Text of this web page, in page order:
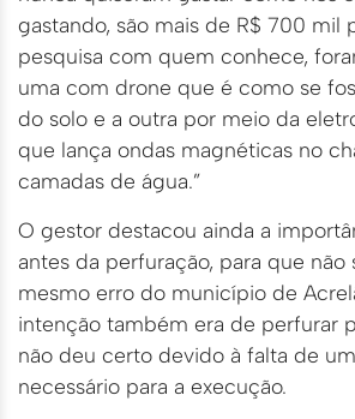
gastando, são mais de R$ 700 mil
pesquisa com quem conhece,
uma com drone que é como se
do solo e a outra por meio da
que lança ondas magnéticas no
camadas de água.”
O gestor destacou ainda a
antes da perfuração, para que não
mesmo erro do município de
intenção também era de perfurar
não deu certo devido à falta de
necessário para a execução.